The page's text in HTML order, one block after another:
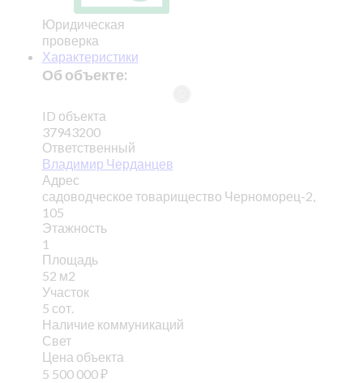
Юридическая
проверка
Характеристики
Об объекте:
ID объекта
37943200
Ответственный
Владимир Черданцев
Адрес
садоводческое товарищество Черноморец-2,
105
Этажность
1
Площадь
52 м2
Участок
5 сот.
Наличие коммуникаций
Свет
Цена объекта
5 500 000₽